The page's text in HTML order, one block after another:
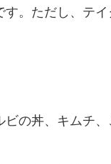
。ただし、テイ
ビの丼、キムチ